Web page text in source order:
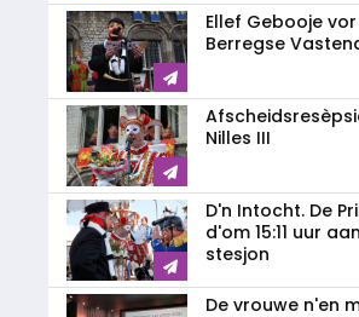
Ellef Gebooje
Berregse
Nilles III
D'n Intocht. De
d'om 15:11 uur
stesjon
De vrouwe n'en